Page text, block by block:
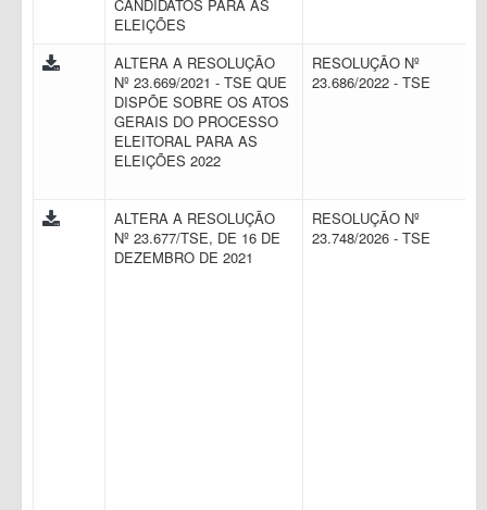
CANDIDATOS PARA AS
ELEIÇÕES
ALTERA A RESOLUÇÃO
Nº 23.669/2021 - TSE QUE
DISPÕE SOBRE OS ATOS
GERAIS DO PROCESSO
ELEITORAL PARA AS
ELEIÇÕES 2022
RESOLUÇÃO Nº
23.686/2022 - TSE
ALTERA A RESOLUÇÃO
Nº 23.677/TSE, DE 16 DE
DEZEMBRO DE 2021
RESOLUÇÃO Nº
23.748/2026 - TSE